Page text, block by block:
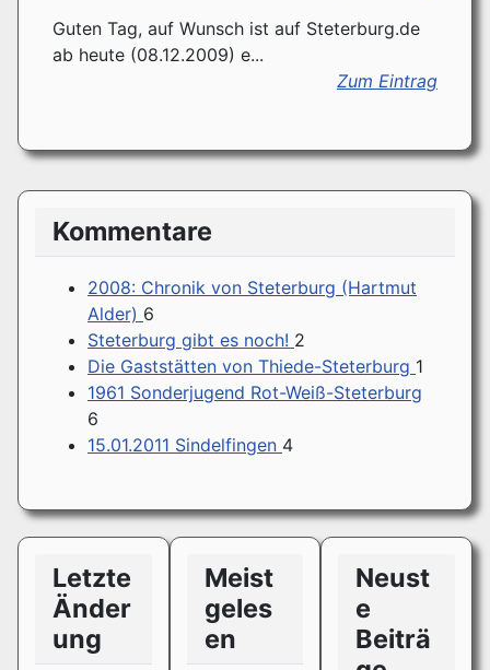
Guten Tag, auf Wunsch ist auf Steterburg.de
ab heute (08.12.2009) e...
Zum Eintrag
Kommentare
2008: Chronik von Steterburg (Hartmut
Alder) 6
Steterburg gibt es noch! 2
Die Gaststätten von Thiede-Steterburg 1
1961 Sonderjugend Rot-Weiß-Steterburg
6
15.01.2011 Sindelfingen 4
Letzte
Änder
ung
Meist
geles
en
Neust
e
Beiträ